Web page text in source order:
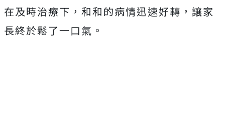
在及時治療下，和和的病情迅速好轉，讓家
長終於鬆了一口氣。